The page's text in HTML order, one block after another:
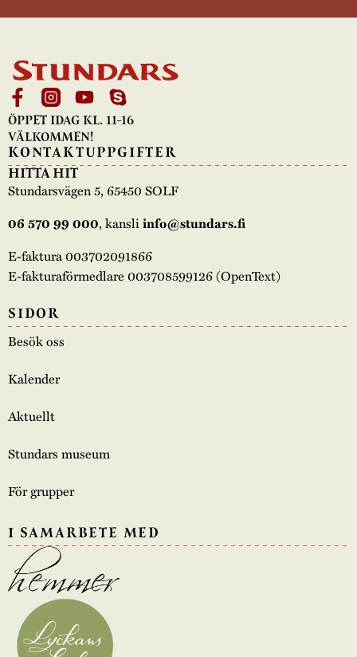
ÖPPET IDAG KL. 11-16
VÄLKOMMEN!
KONTAKTUPPGIFTER
HITTA HIT
Stundarsvägen 5, 65450 SOLF
06 570 99 000, kansliinfo@stundars.fi
E-faktura 003702091866
E-fakturaförmedlare 003708599126 (OpenText)
SIDOR
Besök oss
Kalender
Aktuellt
Stundars museum
För grupper
I SAMARBETE MED